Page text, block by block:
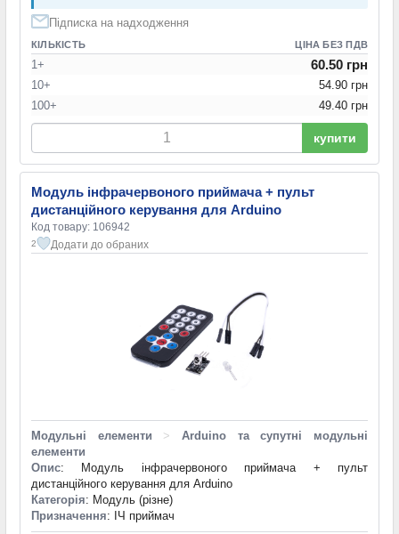
Підписка на надходження
КІЛЬКІСТЬ ЦІНА БЕЗ ПДВ
1+ 60.50 грн
10+
54.90 грн
100+
49.40 грн
купити
Модуль інфрачервоного приймача + пульт
дистанційного керування для Arduino
Код товару: 106942
2 Додати до обраних
Модульні елементи >
Arduino та супутні модульні
елементи
Опис: Модуль інфрачервоного приймача + пульт
дистанційного керування для Arduino
Категорія: Модуль (різне)
Призначення: ІЧ приймач